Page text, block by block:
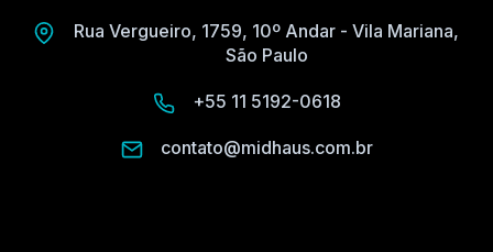
Rua Vergueiro, 1759, 10º Andar - Vila Mariana,
São Paulo
+55 11 5192-0618
contato@midhaus.com.br